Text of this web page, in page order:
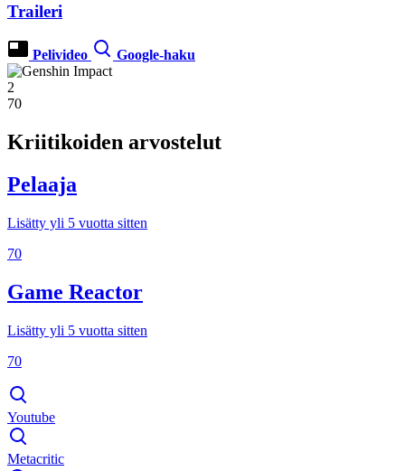
Traileri
Pelivideo Google-haku
2
70
Kriitikoiden arvostelut
Pelaaja
Lisätty yli 5 vuotta sitten
70
Game Reactor
Lisätty yli 5 vuotta sitten
70
Youtube
Metacritic